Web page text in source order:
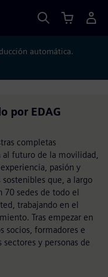
automática.
por EDAG
completas
futuro de la movilidad,
pasión y
que, a largo
70 sedes de todo el
trabajando en el
Tras empezar en
socios, formadores e
y personas de